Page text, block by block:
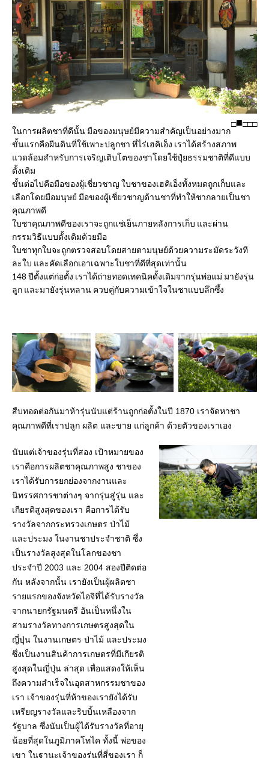
□□ □□
ในการผลิตชาที่ดีนั้น มือของมนุษย์มีความสำคัญเป็นอย่างมาก
ขั้นแรกคือผืนดินที่ใช้เพาะปลูกชา ที่ไร่เฮคิเอ็ง เราได้สร้างสภาพ
แวดล้อมสำหรับการเจริญเติบโตของชาโดยใช้ปุ๋ยธรรมชาติที่ดีแบบ
ดั้งเดิม
ขั้นต่อไปคือมือของผู้เชี่ยวชาญ ใบชาของเฮคิเอ็งทั้งหมดถูกเก็บและ
เลือกโดยมือมนุษย์ มือของผู้เชี่ยวชาญด้านชาที่ทำให้ชากลายเป็นชา
คุณภาพดี
ใบชาคุณภาพดีของเราจะถูกแช่เย็นภายหลังการเก็บ และผ่าน
กรรมวิธีแบบดั้งเดิมด้วยมือ
ใบชาทุกใบจะถูกตรวจสอบโดยสายตามนุษย์ด้วยความระมัดระวังที
ละใบ และคัดเลือกเอาเฉพาะใบชาที่ดีที่สุดเท่านั้น
148 ปีตั้งแต่ก่อตั้ง เราได้ถ่ายทอดเทคนิคดั้งเดิมจากรุ่นพ่อแม่ มายังรุ่น
ลูก และมายังรุ่นหลาน ควบคู่กับความเข้าใจในชาแบบลึกซึ้ง
สืบทอดต่อกันมาห้ารุ่นนับแต่ร้านถูกก่อตั้งในปี 1870 เราจัดหาชา
คุณภาพดีที่เราปลูก ผลิต และขาย แก่ลูกค้า ด้วยตัวของเราเอง
นับแต่เจ้าของรุ่นที่สอง เป้าหมายของ
เราคือการผลิตชาคุณภาพสูง ชาของ
เราได้รับการยกย่องจากงานและ
นิทรรศการชาต่างๆ จากรุ่นสู่รุ่น และ
เกียรติสูงสุดของเรา คือการได้รับ
รางวัลจากกระทรวงเกษตร ป่าไม้
และประมง ในงานชาประจำชาติ ซึ่ง
เป็นรางวัลสูงสุดในโลกของชา
ประจำปี 2003 และ 2004 สองปีติดต่อ
กัน หลังจากนั้น เรายังเป็นผู้ผลิตชา
รายแรกของจังหวัดไอจิที่ได้รับรางวัล
จากนายกรัฐมนตรี อันเป็นหนึ่งใน
สามรางวัลทางการเกษตรสูงสุดใน
ญี่ปุ่น ในงานเกษตร ป่าไม้ และประมง
ซึ่งเป็นงานสินค้าการเกษตรที่มีเกียรติ
สูงสุดในญี่ปุ่น ล่าสุด เพื่อแสดงให้เห็น
ถึงความสำเร็จในอุตสาหกรรมชาของ
เรา เจ้าของรุ่นที่ห้าของเรายังได้รับ
เหรียญรางวัลและริบบิ้นเหลืองจาก
รัฐบาล ซึ่งนับเป็นผู้ได้รับรางวัลที่อายุ
น้อยที่สุดในภูมิภาคโทไค ทั้งนี้ พ่อของ
เขา ในฐานะเจ้าของรุ่นที่สี่ของเรา ก็